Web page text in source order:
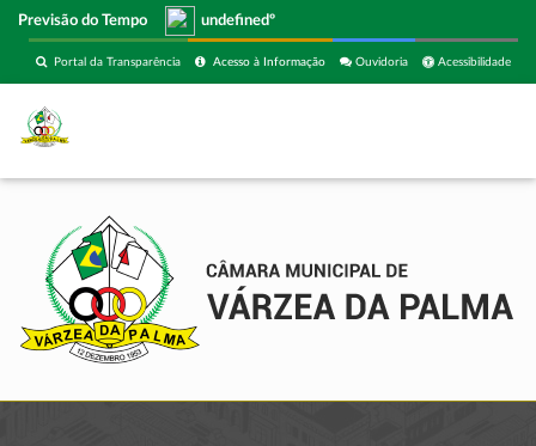
Previsão do Tempo undefinedº
Acessibilidade
Ouvidoria
Acesso à Informação
Portal da Transparência